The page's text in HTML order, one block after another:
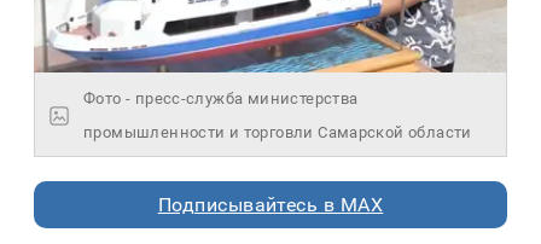
Фото - пресс-служба министерства
промышленности и торговли Самарской области
Подписывайтесь в MAX